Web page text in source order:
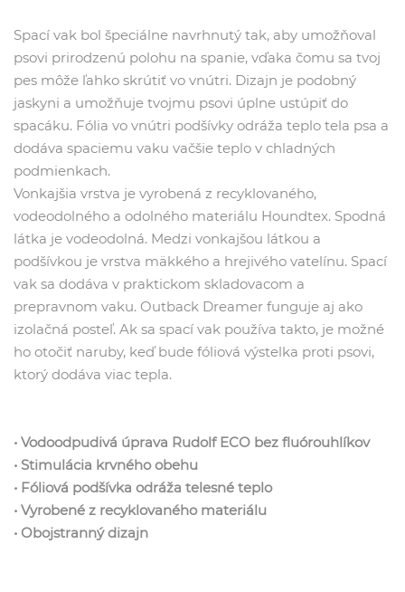
Spací vak bol špeciálne navrhnutý tak, aby umožňoval
psovi prirodzenú polohu na spanie, vďaka čomu sa tvoj
pes môže ľahko skrútiť vo vnútri. Dizajn je podobný
jaskyni a umožňuje tvojmu psovi úplne ustúpiť do
spacáku. Fólia vo vnútri podšívky odráža teplo tela psa a
dodáva spaciemu vaku vačšie teplo v chladných
podmienkach.
Vonkajšia vrstva je vyrobená z recyklovaného, ​​
vodeodolného a odolného materiálu Houndtex. Spodná
látka je vodeodolná. Medzi vonkajšou látkou a
podšívkou je vrstva mäkkého a hrejivého vatelínu. Spací
vak sa dodáva v praktickom skladovacom a
prepravnom vaku. Outback Dreamer funguje aj ako
izolačná posteľ. Ak sa spací vak používa takto, je možné
ho otočiť naruby, keď bude fóliová výstelka proti psovi,
ktorý dodáva viac tepla.
• Vodoodpudivá úprava Rudolf ECO bez fluórouhlíkov
• Stimulácia krvného obehu
• Fóliová podšívka odráža telesné teplo
• Vyrobené z recyklovaného materiálu
• Obojstranný dizajn